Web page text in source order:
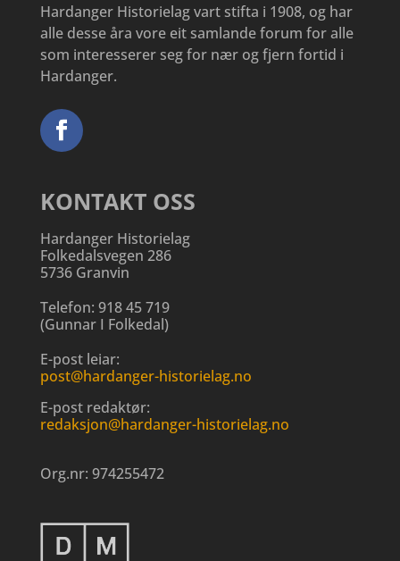
Hardanger Historielag vart stifta i 1908, og har
alle desse åra vore eit samlande forum for alle
som interesserer seg for nær og fjern fortid i
Hardanger.
KONTAKT OSS
Hardanger Historielag
Folkedalsvegen 286
5736 Granvin
Telefon: 918 45 719
(Gunnar I Folkedal)
E-post leiar:
post@hardanger-historielag.no
E-post redaktør:
redaksjon@hardanger-historielag.no
Org.nr: 974255472